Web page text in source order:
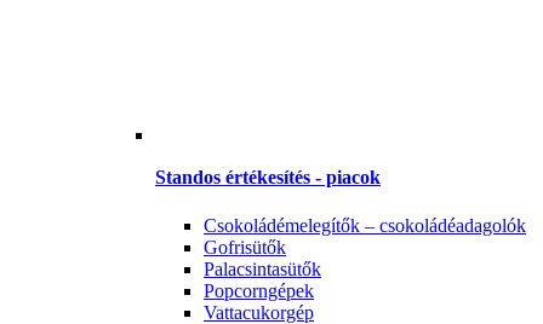
Standos értékesítés - piacok
Csokoládémelegítők – csokoládéadagolók
Gofrisütők
Palacsintasütők
Popcorngépek
Vattacukorgép